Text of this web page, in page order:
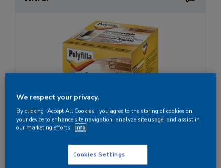
Commentaires (0)
Réparateur de Bois – Séchage Rapide
Pour la réparation rapide et durable de dégâts, de
We respect your privacy.
By clicking “Accept All Cookies”, you agree to the storing of cookies on
your device to enhance site navigation, analyze site usage, and assist in
our marketing efforts. Info
Cookies Settings